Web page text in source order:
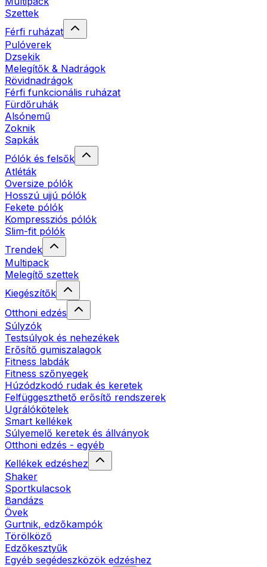
Szettek
Férfi ruházat
Pulóverek
Dzsekik
Melegítők & Nadrágok
Rövidnadrágok
Férfi funkcionális ruházat
Fürdőruhák
Alsónemű
Zoknik
Sapkák
Pólók és felsők
Atléták
Oversize pólók
Hosszú ujjú pólók
Fekete pólók
Kompressziós pólók
Slim-fit pólók
Trendek
Multipack
Melegítő szettek
Kiegészítők
Otthoni edzés
Súlyzók
Testsúlyok és nehezékek
Erősítő gumiszalagok
Fitness labdák
Fitness szőnyegek
Húzódzkodó rudak és keretek
Felfüggeszthető erősítő rendszerek
Ugrálókötelek
Smart kellékek
Súlyemelő keretek és állványok
Otthoni edzés - egyéb
Kellékek edzéshez
Shaker
Sportkulacsok
Bandázs
Övek
Gurtnik, edzőkampók
Törölköző
Edzőkesztyűk
Egyéb segédeszközök edzéshez